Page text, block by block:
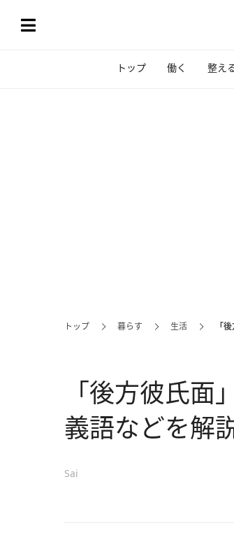
トップ 働く 整え
トップ 暮らす 生活 「
「後方彼氏
義語などを解
Sai